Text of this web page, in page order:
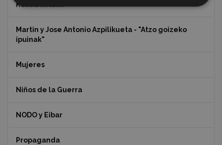
Koko Dantzak
Martin y Jose Antonio Azpilikueta - "Atzo goizeko
ipuinak"
Mujeres
Niños de la Guerra
NODO y Eibar
Propaganda